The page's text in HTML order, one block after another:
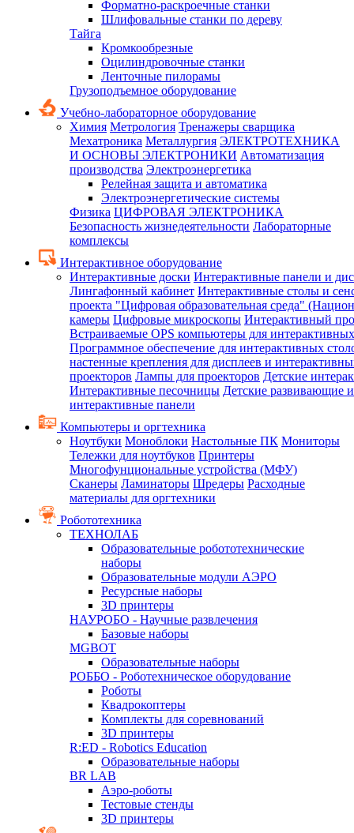
Форматно-раскроечные станки
Шлифовальные станки по дереву
Тайга
Кромкообрезные
Оцилиндровочные станки
Ленточные пилорамы
Грузоподъемное оборудование
Учебно-лабораторное оборудование
Химия Метрология Тренажеры сварщика
Мехатроника Металлургия ЭЛЕКТРОТЕХНИКА
И ОСНОВЫ ЭЛЕКТРОНИКИ Автоматизация
производства Электроэнергетика
Релейная защита и автоматика
Электроэнергетические системы
Физика ЦИФРОВАЯ ЭЛЕКТРОНИКА
Безопасность жизнедеятельности Лабораторные
комплексы
Интерактивное оборудование
Интерактивные доски Интерактивные панели и
Лингафонный кабинет Интерактивные столы и
проекта "Цифровая образовательная среда"
камеры Цифровые микроскопы Интерактивный
Встраиваемые OPS компьютеры для
Программное обеспечение для интерактивных
настенные крепления для дисплеев и
проекторов Лампы для проекторов Детские
Интерактивные песочницы Детские развивающие
интерактивные панели
Компьютеры и оргтехника
Ноутбуки Моноблоки Настольные ПК Мониторы
Тележки для ноутбуков Принтеры
Многофунциональные устройства (МФУ)
Сканеры Ламинаторы Шредеры Расходные
материалы для оргтехники
Робототехника
ТЕХНОЛАБ
Образовательные робототехнические
наборы
Образовательные модули АЭРО
Ресурсные наборы
3D принтеры
НАУРОБО - Научные развлечения
Базовые наборы
MGBOT
Образовательные наборы
РОББО - Роботехническое оборудование
Роботы
Квадрокоптеры
Комплекты для соревнований
3D принтеры
R:ED - Robotics Education
Образовательные наборы
BR LAB
Аэро-роботы
Тестовые стенды
3D принтеры